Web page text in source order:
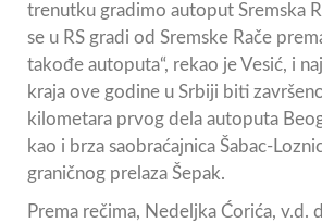
trenutku gradimo autoput Sremska
se u RS gradi od Sremske Rače
takođe autoputa“, rekao je Vesić, i
kraja ove godine u Srbiji biti
kilometara prvog dela autoputa
kao i brza saobraćajnica Šabac-
graničnog prelaza Šepak.
Prema rečima, Nedeljka Ćorića, v.d.